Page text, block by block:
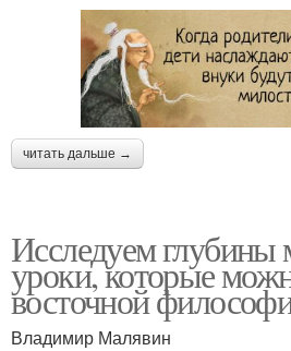
читать дальше →
Исследуем глубины
уроки, которые
восточной
Владимир Малявин